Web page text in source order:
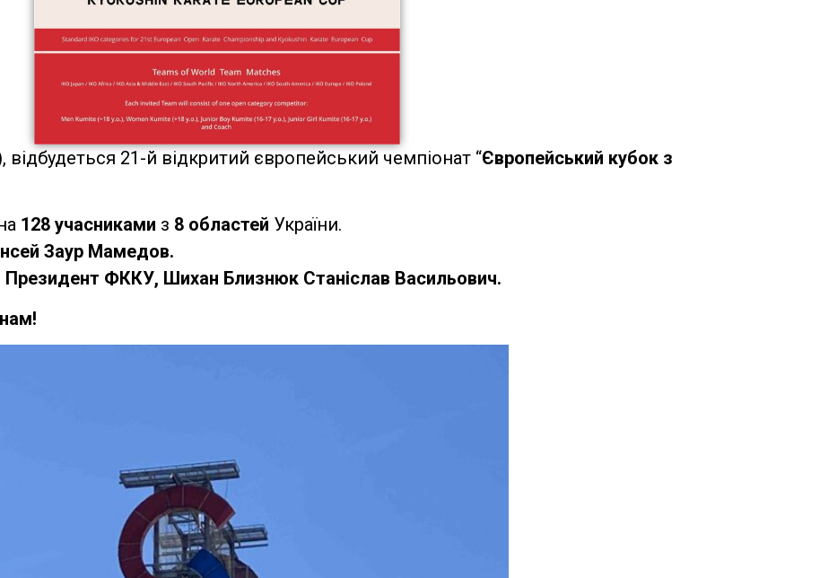
21-й відкритий європейський чемпіонат “Європейський кубок з
128 учасниками з 8 областей України.
Заур Мамедов.
Президент ФККУ, Шихан Близнюк Станіслав Васильович.